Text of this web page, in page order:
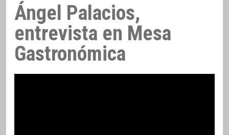
Ángel Palacios,
entrevista en Mesa
Gastronómica